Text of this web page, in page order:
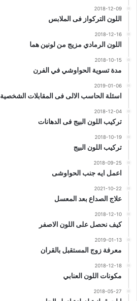
2018-12-09
اللون التركواز فى الملابس
2018-12-16
اللون الرمادي مزيج من لونين هما
2018-10-15
مدة تسوية الحواوشي في الفرن
2019-01-06
اسئلة الحاسب الالى فى المقابلات الشخصية
2018-12-04
تركيب اللون البيج فى الدهانات
2018-10-19
تركيب اللون البيج
2018-09-25
اعمل ايه جنب الحواوشى
2021-10-22
علاج الصداع بعد المعسل
2018-12-10
كيف نحصل على اللون الاصفر
2019-01-13
معرفة زوج المستقبل بالقران
2018-12-18
مكونات اللون العنابي
2018-05-27